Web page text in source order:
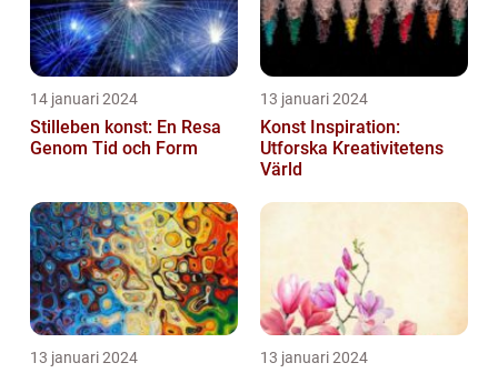
14 januari 2024
Stilleben konst: En Resa
Genom Tid och Form
13 januari 2024
Konst Inspiration:
Utforska Kreativitetens
Värld
13 januari 2024 13 januari 2024